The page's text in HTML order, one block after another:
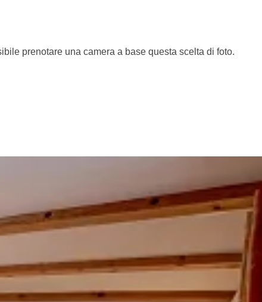
prenotare una camera a base questa scelta di foto.